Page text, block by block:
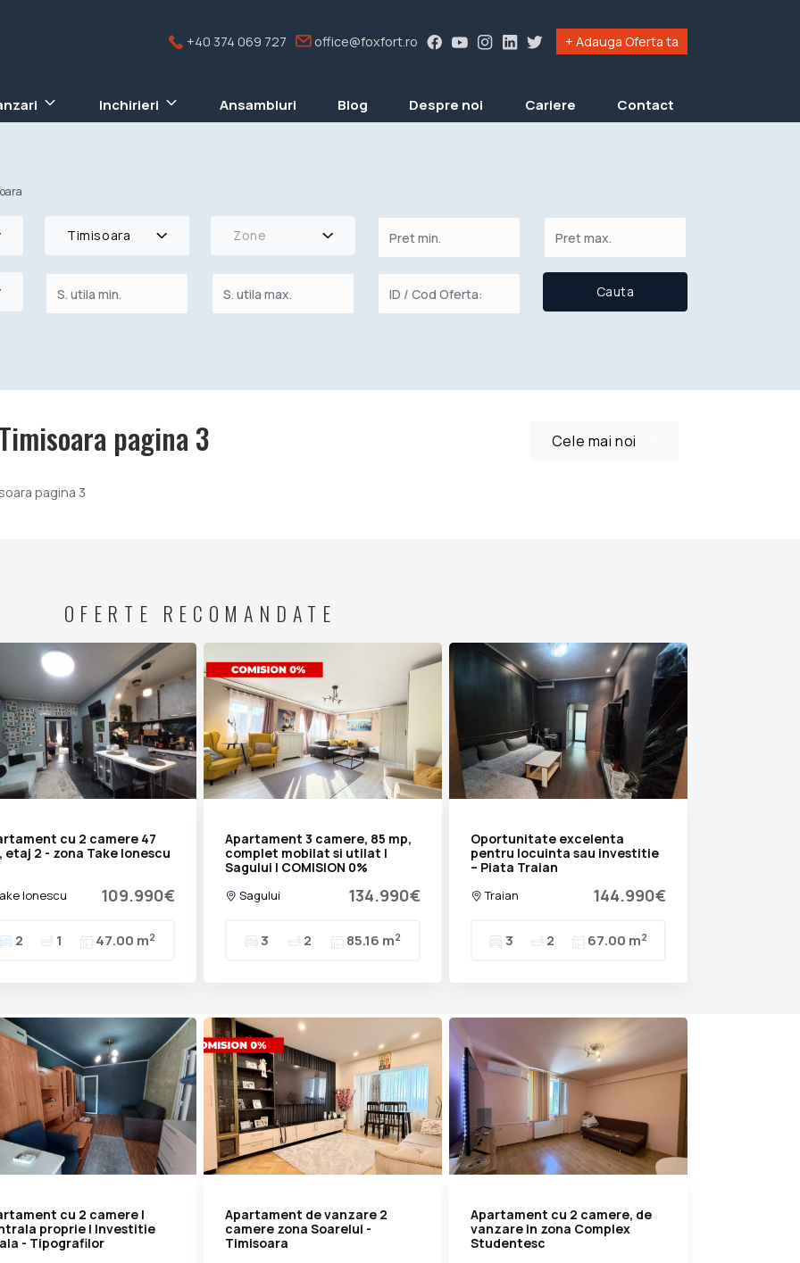
+40 374 069 727 office@foxfort.ro + Adauga Oferta ta
Inchirieri Ansambluri Blog Despre noi Cariere Contact
Timisoara Zone
Cauta
pagina 3
pagina 3
Cele mai noi
OFERTE RECOMANDATE
cu 2 camere 47
etaj 2 - zona Take Ionescu
Ionescu 109.990€
2 1 47.00 m2
Apartament 3 camere, 85 mp,
complet mobilat si utilat |
Sagului | COMISION 0%
Sagului 134.990€
3 2 85.16 m2
Oportunitate excelenta
pentru locuinta sau investitie
– Piata Traian
Traian 144.990€
3 2 67.00 m2
cu 2 camere |
proprie | Investitie
- Tipografilor
Apartament de vanzare 2
camere zona Soarelui -
Timisoara
Apartament cu 2 camere, de
vanzare in zona Complex
Studentesc